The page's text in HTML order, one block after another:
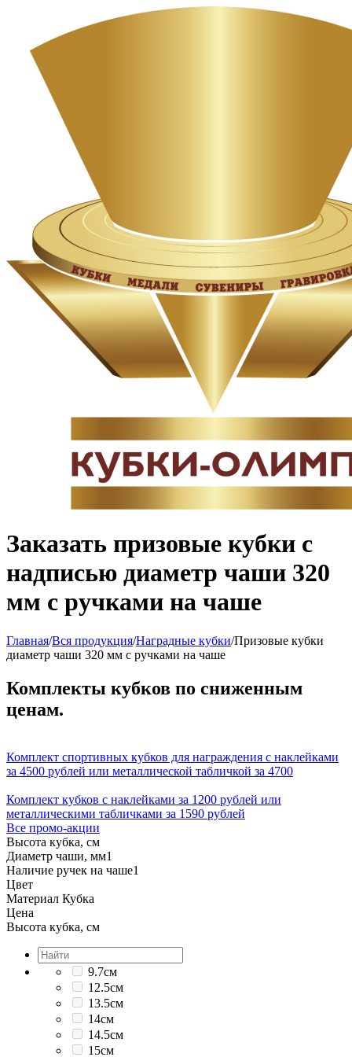
Заказать призовые кубки с
надписью диаметр чаши 320
мм с ручками на чаше
Главная/Вся продукция/Наградные кубки/Призовые кубки
диаметр чаши 320 мм с ручками на чаше
Комплекты кубков по сниженным
ценам.
Комплект спортивных кубков для награждения с наклейками
за 4500 рублей или металлической табличкой за 4700
Комплект кубков с наклейками за 1200 рублей или
металлическими табличками за 1590 рублей
Все промо-акции
Высота кубка, см
Диаметр чаши, мм1
Наличие ручек на чаше1
Цвет
Материал Кубка
Цена
Высота кубка, см
9.7см
12.5см
13.5см
14см
14.5см
15см